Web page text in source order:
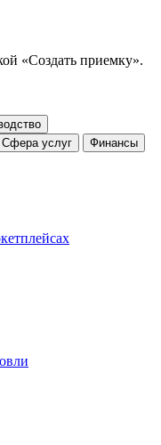
«Создать приемку».
Сфера услуг Финансы